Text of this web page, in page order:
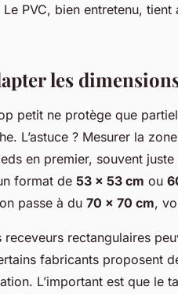
PVC, bien entretenu,
les
petit ne protège que
L’astuce ? Mesurer la
en premier, souvent
format de 53 x 53 cm ou
passe à du 70 x 70 cm,
receveurs rectangulaires
fabricants proposent
L’important est que le